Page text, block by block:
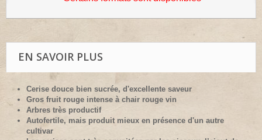
EN SAVOIR PLUS
Cerise douce bien sucrée, d'excellente saveur
Gros fruit rouge intense à chair rouge vin
Arbres très productif
Autofertile, mais produit mieux en présence d'un autre
cultivar